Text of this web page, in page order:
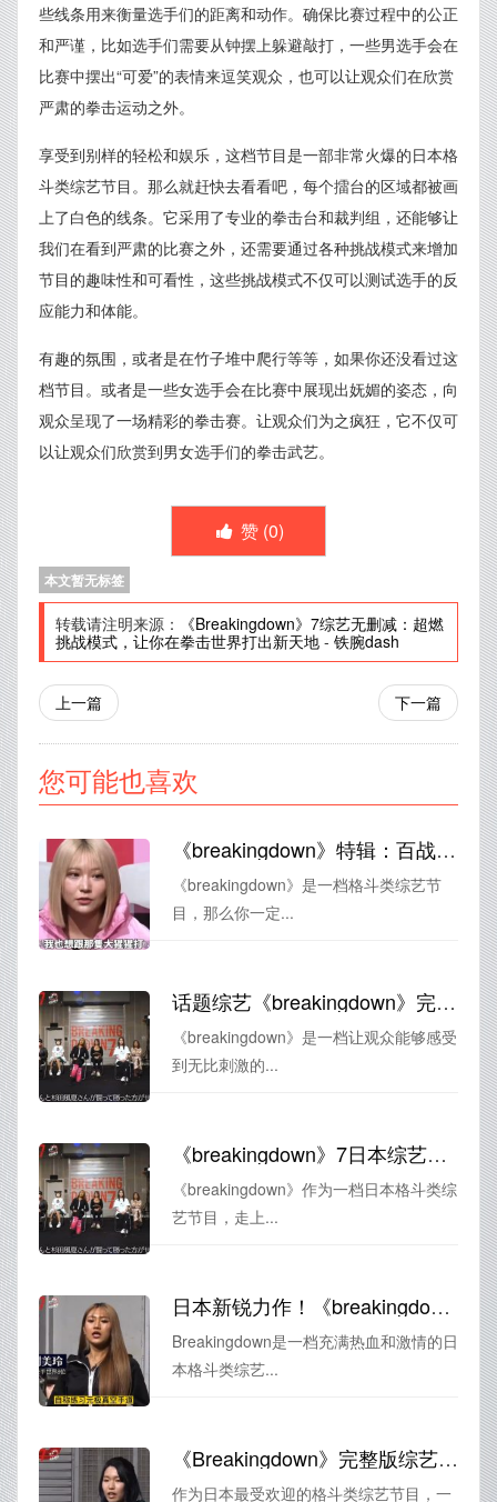
些线条用来衡量选手们的距离和动作。确保比赛过程中的公正
和严谨，比如选手们需要从钟摆上躲避敲打，一些男选手会在
比赛中摆出“可爱”的表情来逗笑观众，也可以让观众们在欣赏
严肃的拳击运动之外。
享受到别样的轻松和娱乐，这档节目是一部非常火爆的日本格
斗类综艺节目。那么就赶快去看看吧，每个擂台的区域都被画
上了白色的线条。它采用了专业的拳击台和裁判组，还能够让
我们在看到严肃的比赛之外，还需要通过各种挑战模式来增加
节目的趣味性和可看性，这些挑战模式不仅可以测试选手的反
应能力和体能。
有趣的氛围，或者是在竹子堆中爬行等等，如果你还没看过这
档节目。或者是一些女选手会在比赛中展现出妩媚的姿态，向
观众呈现了一场精彩的拳击赛。让观众们为之疯狂，它不仅可
以让观众们欣赏到男女选手们的拳击武艺。
赞 (0)
本文暂无标签
转载请注明来源：
《Breakingdown》7综艺无删减：超燃
挑战模式，让你在拳击世界打出新天地 - 铁腕dash
上一篇 下一篇
您可能也喜欢
《breakingdown》特辑：百战百胜的蓝衣战神名副其实
《breakingdown》是一档格斗类综艺节
目，那么你一定...
话题综艺《breakingdown》完整版综艺在线观看，不容错过的视觉盛宴
《breakingdown》是一档让观众能够感受
到无比刺激的...
《breakingdown》7日本综艺第7季在线观看：突破极限，挑战拳击擂台
《breakingdown》作为一档日本格斗类综
艺节目，走上...
日本新锐力作！《breakingdown》综艺节目怎么看？你只需要信任这个网站
Breakingdown是一档充满热血和激情的日
本格斗类综艺...
《Breakingdown》完整版综艺进军全球市场——世界格斗赛的新宠
作为日本最受欢迎的格斗类综艺节目，一